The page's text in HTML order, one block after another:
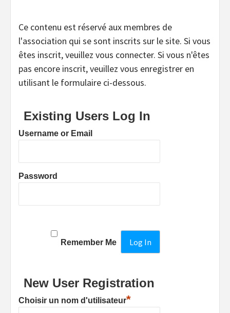
Ce contenu est réservé aux membres de
l'association qui se sont inscrits sur le site. Si vous
êtes inscrit, veuillez vous connecter. Si vous n'êtes
pas encore inscrit, veuillez vous enregistrer en
utilisant le formulaire ci-dessous.
Existing Users Log In
Username or Email
Password
Remember Me
New User Registration
Choisir un nom d'utilisateur*